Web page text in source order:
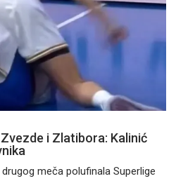
i Zlatibora: Kalinić
meča polufinala Superlige